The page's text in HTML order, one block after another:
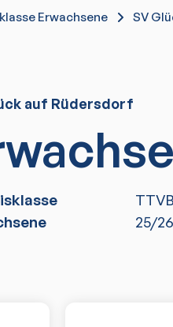
Erwachsene
SV
auf Rüdersdorf
TTVB
25/26